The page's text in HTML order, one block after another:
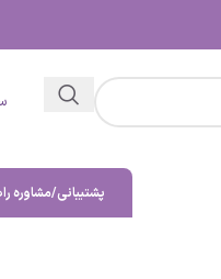
پشتیبانی/مشاوره